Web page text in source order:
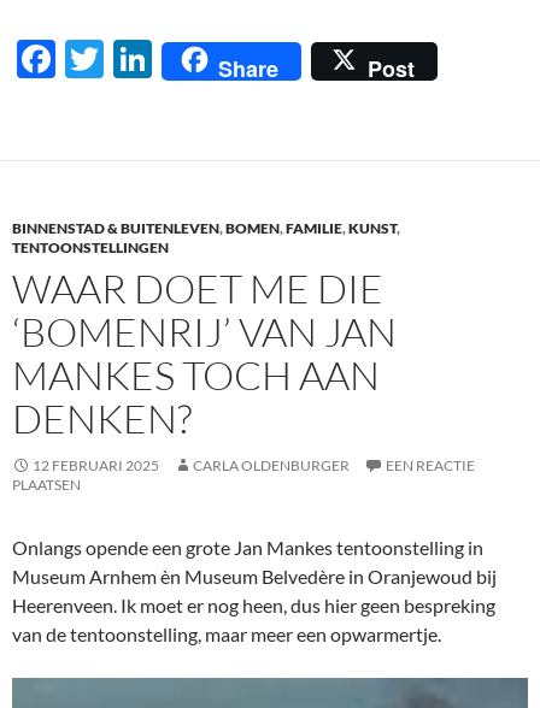
F
b
o
o
k
T
er
Li
n
e
dI
n
Share Post
BINNENSTAD & BUITENLEVEN,BOMEN,FAMILIE,KUNST,
TENTOONSTELLINGEN
WAAR DOET ME DIE
‘BOMENRIJ’ VAN JAN
MANKES TOCH AAN
DENKEN?
12 FEBRUARI 2025 CARLA OLDENBURGER
EEN REACTIE
PLAATSEN
Onlangs opende een grote Jan Mankes tentoonstelling in
Museum Arnhem èn Museum Belvedère in Oranjewoud bij
Heerenveen. Ik moet er nog heen, dus hier geen bespreking
van de tentoonstelling, maar meer een opwarmertje.